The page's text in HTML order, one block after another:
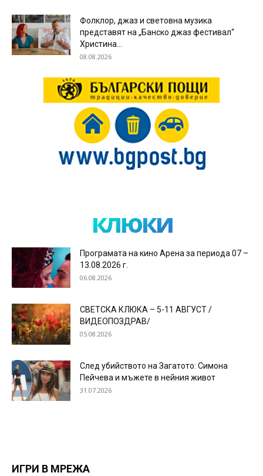
Фолклор, джаз и световна музика
представят на „Банско джаз фестивал“
Христина...
08.08.2026
клюки
Програмата на кино Арена за периода 07 –
13.08.2026 г.
06.08.2026
СВЕТСКА КЛЮКА – 5-11 АВГУСТ /
ВИДЕОПОЗДРАВ/
05.08.2026
След убийството на Загатото: Симона
Пейчева и мъжете в нейния живот
31.07.2026
ИГРИ В МРЕЖА